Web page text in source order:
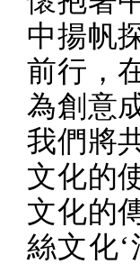
中揚帆
前行，
為創意
我們將
文化的
文化的
絲文化